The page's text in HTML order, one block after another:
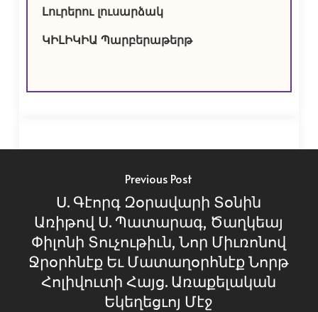
Լուրերու լուսարձակ
ԿԻԼԻԿԻԱ Պարբերաթերթ
Previous Post
Ս. Գէորգ Զօրավարի Տօնին
Առիթով Ս. Պատարագ, Ծաղկեայ
Փիլոնի Տուչութիւն, Նոր Միւռոնով
Ջրօրհնէք Եւ Մատաղօրհնէք Նորթ
Հոլիվուտի Հայց. Առաքելական
Եկեղեցւոյ Մէջ